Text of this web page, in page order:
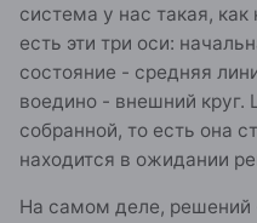
система у нас такая, как
есть эти три оси:
состояние - средняя
воедино - внешний
собранной, то есть она
находится в ожидании
На самом деле, решений